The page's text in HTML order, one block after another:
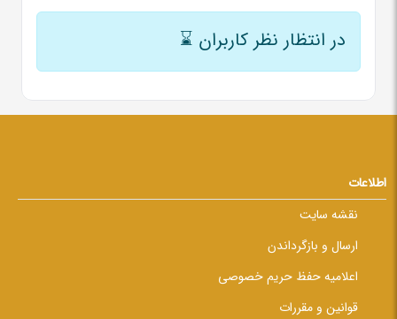
در انتظار نظر کاربران ⌛
اطلاعات
نقشه سایت
ارسال و بازگرداندن
اعلامیه حفظ حریم خصوصی
قوانین و مقررات